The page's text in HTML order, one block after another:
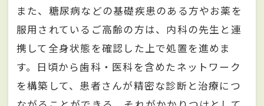
また、糖尿病などの基礎疾患のある方やお薬を
服用されているご高齢の方は、内科の先生と連
携して全身状態を確認した上で処置を進めま
す。日頃から歯科・医科を含めたネットワーク
を構築して、患者さんが精密な診断と治療につ